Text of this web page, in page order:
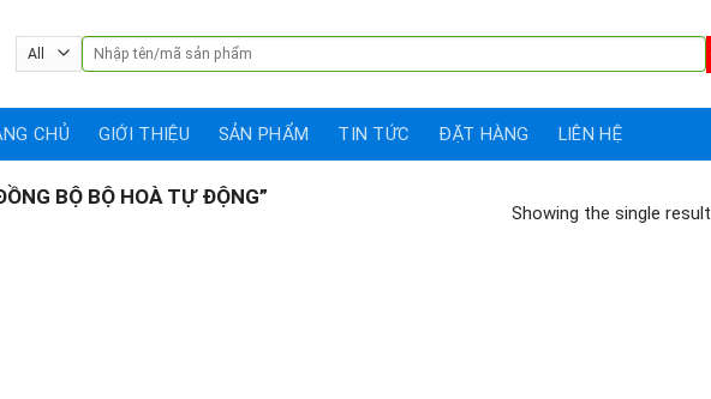
Search
for:
CHỦ GIỚI THIỆU SẢN PHẨM TIN TỨC ĐẶT HÀNG LIÊN HỆ
BỘ BỘ HOÀ TỰ ĐỘNG”
Showing the single result